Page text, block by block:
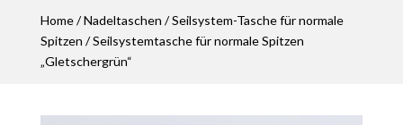
Home/Nadeltaschen /Seilsystem-Tasche für normale
Spitzen / Seilsystemtasche für normale Spitzen
„Gletschergrün“